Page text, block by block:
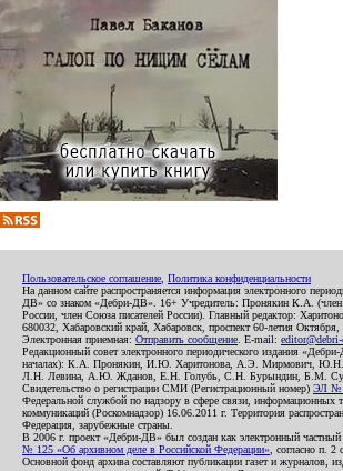
Пользовательское соглашение Политика конфиденциальности
На данном сайте распространяется информация электронного
ДВ» со знаком «Дебри-ДВ». 16+ Учредитель: Пронякин К.А.
России, член Союза писателей России). Главный редактор:
680032, Хабаровский край, Хабаровск, проспект 60-летия Октября,
Электронная приемная: Отправить сообщение . E-mail:
Редакционный совет электронного периодического издания
началах): К.А. Пронякин, И.Ю. Харитонова, А.Э. Мирмович,
Л.Н. Левина, А.Ю. Жданов, Е.Н. Голубь, С.Н. Бурындин, Б.М.
Свидетельство о регистрации СМИ (Регистрационный номер) ЭЛ №
Федеральной службой по надзору в сфере связи, информационных
коммуникаций (Роскомнадзор) 16.06.2011 г. Территория
Федерация, зарубежные страны.
В 2006 г. проект «Дебри-ДВ» был создан как электронный частный
№ 125 «Об архивном деле в Российской Федерации» , согласно п.
Основной фонд архива составляют публикации газет и журналов,